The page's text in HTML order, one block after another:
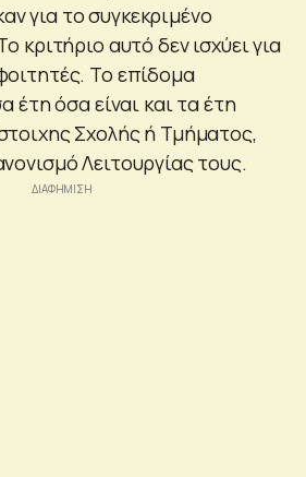
για το συγκεκριμένο
κριτήριο αυτό δεν ισχύει για
Το επίδομα
έτη όσα είναι και τα έτη
Σχολής ή Τμήματος,
Λειτουργίας τους.